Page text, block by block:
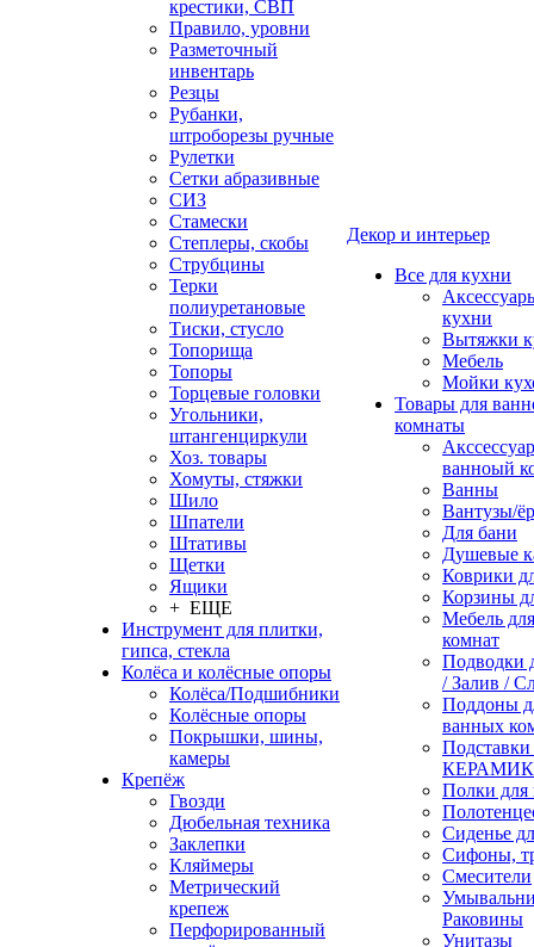
крестики, СВП
Правило, уровни
Разметочный
инвентарь
Резцы
Рубанки,
штроборезы ручные
Рулетки
Сетки абразивные
СИЗ
Стамески
Степлеры, скобы
Струбцины
Терки
полиуретановые
Тиски, стусло
Топорища
Топоры
Торцевые головки
Угольники,
штангенциркули
Хоз. товары
Хомуты, стяжки
Шило
Шпатели
Штативы
Щетки
Ящики
+ ЕЩЕ
Инструмент для плитки,
гипса, стекла
Колёса и колёсные опоры
Колёса/Подшибники
Колёсные опоры
Покрышки, шины,
камеры
Крепёж
Гвозди
Дюбельная техника
Заклепки
Кляймеры
Метрический
крепеж
Перфорированный
Декор и интерьер
Все для кухни
кухни
Вытяжки
Мебель
Мойки
Товары для
комнаты
ванноый
Ванны
Вантузы/
Для бани
Душевые
Коврики
Корзины
Мебель
комнат
Подводки
/ Залив /
Поддоны
ванных
Полки для
Сиденье
Сифоны,
Смесители
Раковины
Унитазы